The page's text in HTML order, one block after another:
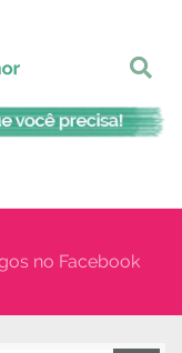
no Facebook